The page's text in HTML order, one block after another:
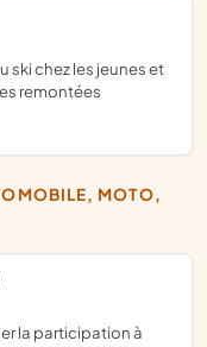
remontées